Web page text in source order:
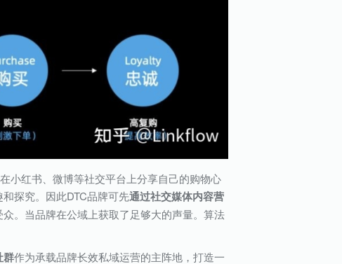
小红书、微博等社交平台上分享自己的购物心
探究。因此DTC品牌可先通过社交媒体内容营
。当品牌在公域上获取了足够大的声量。算法
群作为承载品牌长效私域运营的主阵地，打造一